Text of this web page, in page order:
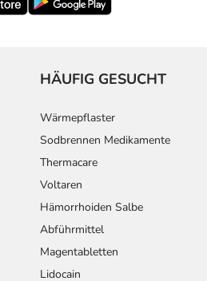
HÄUFIG GESUCHT
Wärmepflaster
Sodbrennen Medikamente
Thermacare
Voltaren
Hämorrhoiden Salbe
Abführmittel
Magentabletten
Lidocain